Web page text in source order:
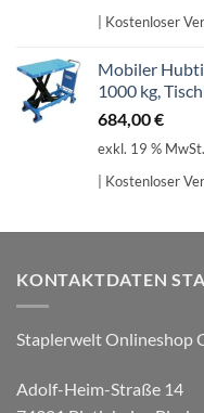
| Kostenloser
Mobiler
1000 kg,
684,00€
exkl. 19 % MwSt.
| Kostenloser
KONTAKTDATEN
Staplerwelt Onlineshop
Adolf-Heim-Straße 14